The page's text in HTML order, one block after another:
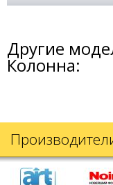
Другие
Колонна: